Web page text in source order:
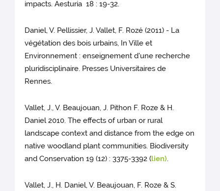
impacts. Aesturia 18 : 19-32.
Daniel, V. Pellissier, J. Vallet, F. Rozé (2011) - La
végétation des bois urbains, In Ville et
Environnement : enseignement d'une recherche
pluridisciplinaire. Presses Universitaires de
Rennes.
Vallet, J., V. Beaujouan, J. Pithon F. Roze & H.
Daniel 2010. The effects of urban or rural
landscape context and distance from the edge on
native woodland plant communities. Biodiversity
and Conservation 19 (12) : 3375-3392 (lien).
Vallet, J., H. Daniel, V. Beaujouan, F. Roze & S.